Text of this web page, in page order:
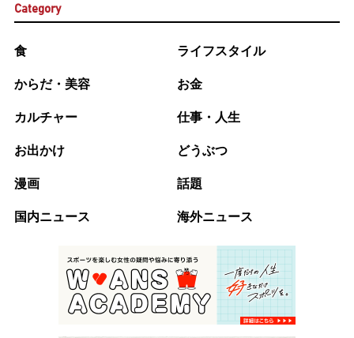
Category
食 ライフスタイル
からだ・美容 お金
カルチャー 仕事・人生
お出かけ どうぶつ
漫画 話題
国内ニュース 海外ニュース